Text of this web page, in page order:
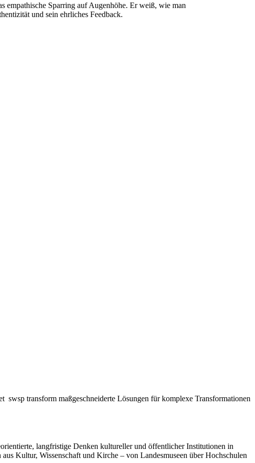
empathische Sparring auf Augenhöhe. Er weiß, wie man
und sein ehrliches Feedback.
transform maßgeschneiderte Lösungen für komplexe Transformationen
langfristige Denken kultureller und öffentlicher Institutionen in
Kultur, Wissenschaft und Kirche – von Landesmuseen über Hochschulen